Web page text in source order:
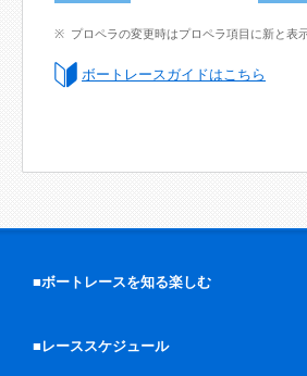
プロペラの変更時はプロペラ項目に新と表
ボートレースガイドはこちら
■ボートレースを知る楽しむ
■レーススケジュール